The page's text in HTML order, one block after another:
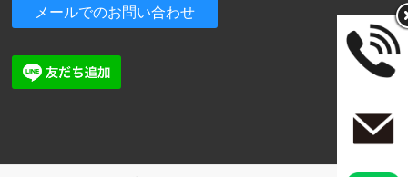
メールでのお問い合わせ